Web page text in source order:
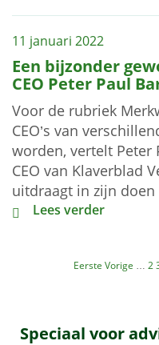
11 januari 2022
Een bijzonder
CEO Peter Paul
Voor de rubriek
CEO’s van
worden, vertelt Peter
CEO van Klaverblad
uitdraagt in zijn doen
Een bijzonder
Lees verder
Eerste Vorige … 2
Speciaal voor